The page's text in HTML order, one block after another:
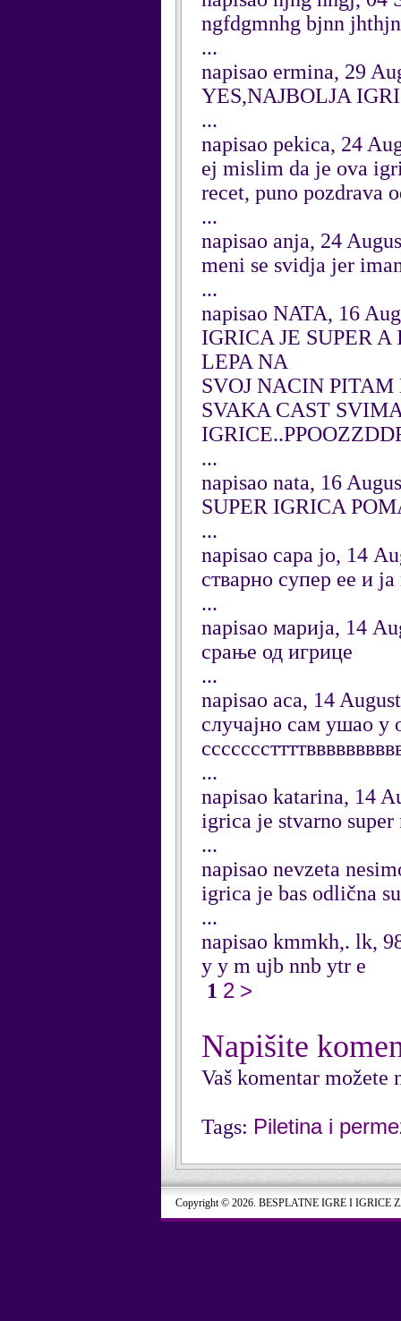
ngfdgmnhg bjnn
...
napisao ermina, 29
YES,NAJBOLJA
...
napisao pekica, 24
ej mislim da je ova
recet, puno pozdrava
...
napisao anja, 24
meni se svidja jer
...
napisao NATA, 16
IGRICA JE SUPER
LEPA NA
SVOJ NACIN
SVAKA CAST
...
napisao nata, 16
SUPER IGRICA
...
napisao сара јо, 14
стварно супер ее и
...
napisao марија, 14
срање од игрице
...
napisao aca, 14
случајно сам ушао у
...
napisao katarina, 14
igrica je stvarno
...
napisao nevzeta
igrica je bas odlična
...
napisao kmmkh,. lk,
y y m ujb nnb ytr e
1 2 >
Napišite
Vaš komentar možete
Tags: Piletina i
Copyright © 2026. BESPLATNE IGRE I IGRICE